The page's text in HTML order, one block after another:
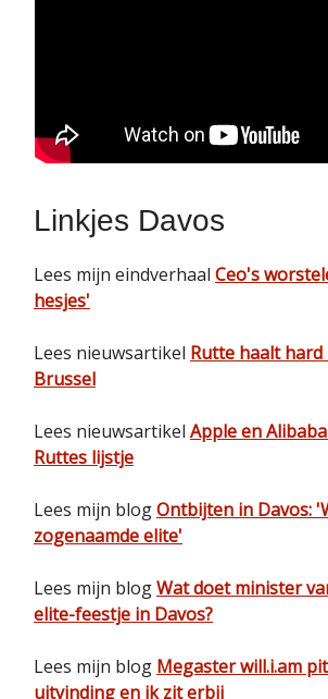
Linkjes Davos
Lees mijn eindverhaal Ceo's
hesjes'
Lees nieuwsartikel Rutte haalt
Brussel
Lees nieuwsartikel Apple en
Ruttes lijstje
Lees mijn blogOntbijten in Davos:
zogenaamde elite'
Lees mijn blogWat doet minister
elite-feestje in Davos?
Lees mijn blog Megaster will.i.am
uitvinding en ik zit erbij